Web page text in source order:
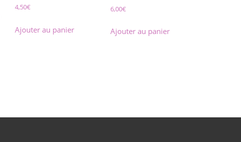
4,50€
Ajouter au panier
6,00€
Ajouter au panier